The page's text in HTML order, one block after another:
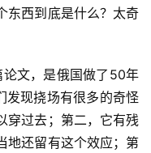
东西到底是什么？太奇
文，是俄国做了50年
发现挠场有很多的奇怪
穿过去；第二，它有残
地还留有这个效应；第